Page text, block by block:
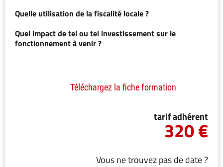
Quelle utilisation de la fiscalité locale ?
Quel impact de tel ou tel investissement sur le
fonctionnement à venir ?
Téléchargez la fiche formation
tarif adhérent
320 €
Vous ne trouvez pas de date ?